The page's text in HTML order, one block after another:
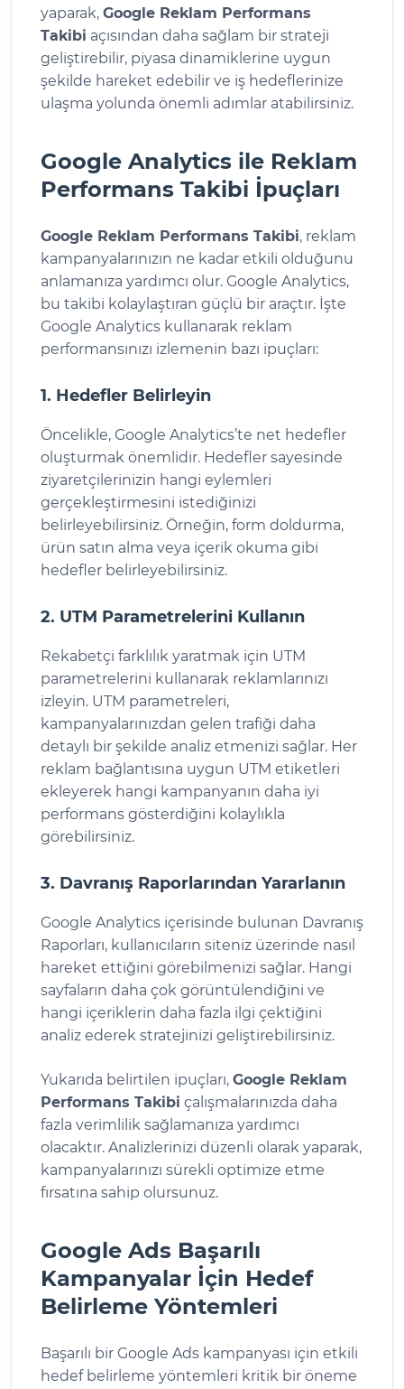
yaparak, Google Reklam Performans
Takibi açısından daha sağlam bir strateji
geliştirebilir, piyasa dinamiklerine uygun
şekilde hareket edebilir ve iş hedeflerinize
ulaşma yolunda önemli adımlar atabilirsiniz.
Google Analytics ile Reklam
Performans Takibi İpuçları
Google Reklam Performans Takibi, reklam
kampanyalarınızın ne kadar etkili olduğunu
anlamanıza yardımcı olur. Google Analytics,
bu takibi kolaylaştıran güçlü bir araçtır. İşte
Google Analytics kullanarak reklam
performansınızı izlemenin bazı ipuçları:
1. Hedefler Belirleyin
Öncelikle, Google Analytics’te net hedefler
oluşturmak önemlidir. Hedefler sayesinde
ziyaretçilerinizin hangi eylemleri
gerçekleştirmesini istediğinizi
belirleyebilirsiniz. Örneğin, form doldurma,
ürün satın alma veya içerik okuma gibi
hedefler belirleyebilirsiniz.
2. UTM Parametrelerini Kullanın
Rekabetçi farklılık yaratmak için UTM
parametrelerini kullanarak reklamlarınızı
izleyin. UTM parametreleri,
kampanyalarınızdan gelen trafiği daha
detaylı bir şekilde analiz etmenizi sağlar. Her
reklam bağlantısına uygun UTM etiketleri
ekleyerek hangi kampanyanın daha iyi
performans gösterdiğini kolaylıkla
görebilirsiniz.
3. Davranış Raporlarından Yararlanın
Google Analytics içerisinde bulunan Davranış
Raporları, kullanıcıların siteniz üzerinde nasıl
hareket ettiğini görebilmenizi sağlar. Hangi
sayfaların daha çok görüntülendiğini ve
hangi içeriklerin daha fazla ilgi çektiğini
analiz ederek stratejinizi geliştirebilirsiniz.
Yukarıda belirtilen ipuçları, Google Reklam
Performans Takibi çalışmalarınızda daha
fazla verimlilik sağlamanıza yardımcı
olacaktır. Analizlerinizi düzenli olarak yaparak,
kampanyalarınızı sürekli optimize etme
fırsatına sahip olursunuz.
Google Ads Başarılı
Kampanyalar İçin Hedef
Belirleme Yöntemleri
Başarılı bir Google Ads kampanyası için etkili
hedef belirleme yöntemleri kritik bir öneme